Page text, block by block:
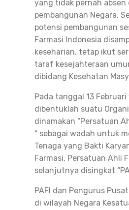
yang tidak pernah absen
pembangunan Negara.
potensi pembangunan
Farmasi Indonesia
keseharian, tetap ikut
taraf kesejahteraan
dibidang Kesehatan
Pada tanggal 13
dibentuklah suatu
dinamakan “Persatuan
“ sebagai wadah untuk
Tenaga yang Bakti
Farmasi, Persatuan Ahli
selanjutnya disingkat
PAFI dan Pengurus
di wilayah Negara